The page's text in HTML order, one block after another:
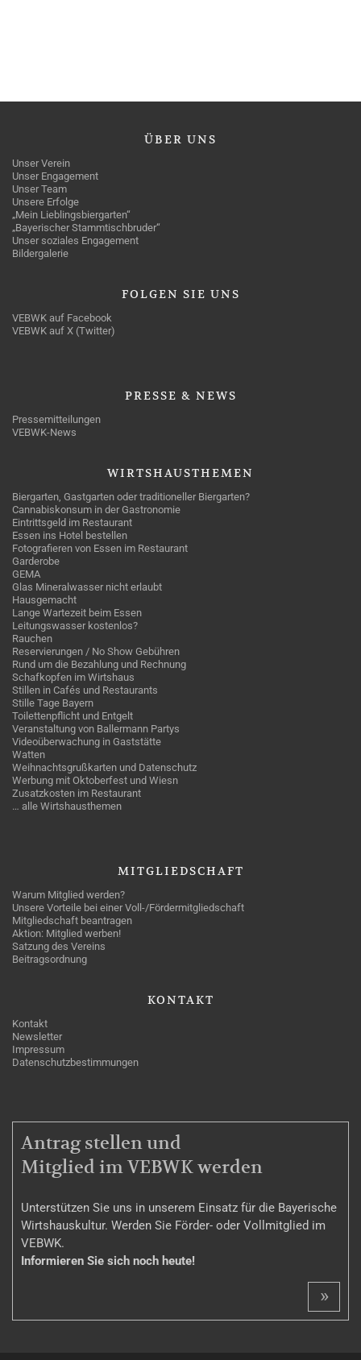
ÜBER UNS
Unser Verein
Unser Engagement
Unser Team
Unsere Erfolge
„Mein Lieblingsbiergarten“
„Bayerischer Stammtischbruder“
Unser soziales Engagement
Bildergalerie
FOLGEN SIE UNS
VEBWK auf Facebook
VEBWK auf X (Twitter)
PRESSE & NEWS
Pressemitteilungen
VEBWK-News
WIRTSHAUSTHEMEN
Biergarten, Gastgarten oder traditioneller Biergarten?
Cannabiskonsum in der Gastronomie
Eintrittsgeld im Restaurant
Essen ins Hotel bestellen
Fotografieren von Essen im Restaurant
Garderobe
GEMA
Glas Mineralwasser nicht erlaubt
Hausgemacht
Lange Wartezeit beim Essen
Leitungswasser kostenlos?
Rauchen
Reservierungen / No Show Gebühren
Rund um die Bezahlung und Rechnung
Schafkopfen im Wirtshaus
Stillen in Cafés und Restaurants
Stille Tage Bayern
Toilettenpflicht und Entgelt
Veranstaltung von Ballermann Partys
Videoüberwachung in Gaststätte
Watten
Weihnachtsgrußkarten und Datenschutz
Werbung mit Oktoberfest und Wiesn
Zusatzkosten im Restaurant
… alle Wirtshausthemen
MITGLIEDSCHAFT
Warum Mitglied werden?
Unsere Vorteile bei einer Voll-/Fördermitgliedschaft
Mitgliedschaft beantragen
Aktion: Mitglied werben!
Satzung des Vereins
Beitragsordnung
KONTAKT
Kontakt
Newsletter
Impressum
Datenschutzbestimmungen
MITGLIEDSCHAFT
Antrag stellen und
Mitglied im VEBWK werden
Unterstützen Sie uns in unserem Einsatz für die Bayerische
Wirtshauskultur. Werden Sie Förder- oder Vollmitglied im
VEBWK.
Informieren Sie sich noch heute!
»